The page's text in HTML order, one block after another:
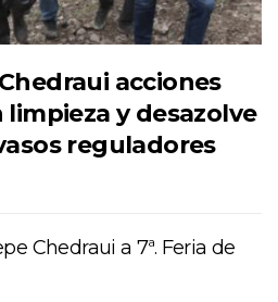
acciones
y desazolve
reguladores
Chedraui a 7ª. Feria de